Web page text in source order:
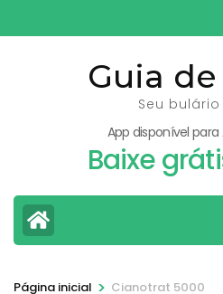
para
Guia
Seu
App disponível para
Baixe
Página inicial > Cianotrat 5000